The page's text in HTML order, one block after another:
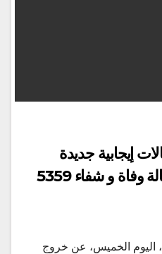
تسجيل 1127 حالات إيجابية جديدة
لفيروس كورونا و 29 حالة وفاة و شفاء 5359
اليوم الخميس، عن خروج